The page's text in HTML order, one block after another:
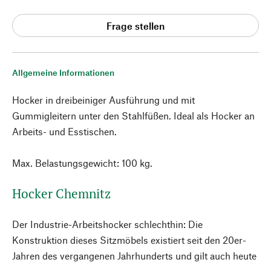
Allgemeine Informationen
Hocker in dreibeiniger Ausführung und mit
Gummigleitern unter den Stahlfüßen. Ideal als Hocker an
Arbeits- und Esstischen.
Max. Belastungsgewicht: 100 kg.
Hocker Chemnitz
Der Industrie-Arbeitshocker schlechthin: Die
Konstruktion dieses Sitzmöbels existiert seit den 20er-
Jahren des vergangenen Jahrhunderts und gilt auch heute
Frage stellen